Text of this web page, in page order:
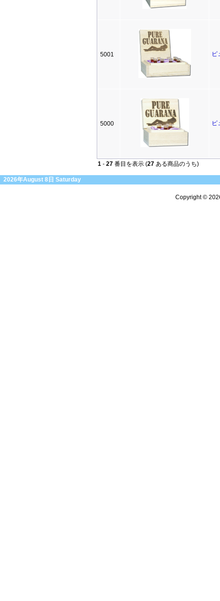
5001 ピ
5000 ピ
1 - 27 番目を表示 (27 ある商品のうち)
2026年August 8日 Saturday
Copyright ©